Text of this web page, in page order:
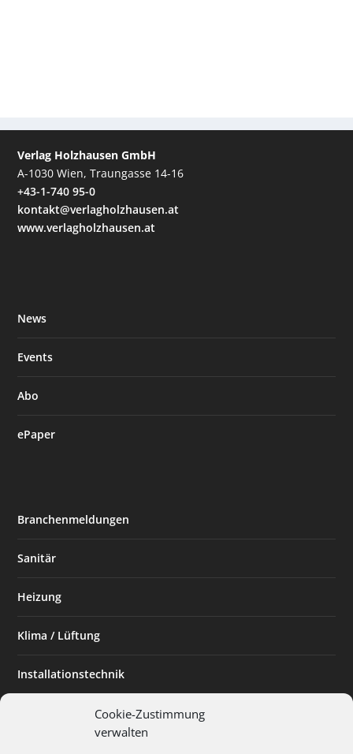
Cookie-Zustimmung
verwalten
Verlag Holzhausen GmbH
A-1030 Wien, Traungasse 14-16
+43-1-740 95-0
kontakt@verlagholzhausen.at
www.verlagholzhausen.at
News
Events
Abo
ePaper
Branchenmeldungen
Sanitär
Heizung
Klima / Lüftung
Installationstechnik
Planen & Bauen